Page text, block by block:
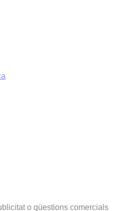
o qüestions comercials